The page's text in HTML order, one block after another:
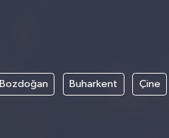
Bozdoğan Buharkent Çine